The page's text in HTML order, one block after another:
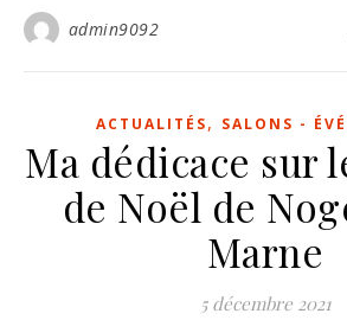
admin9092
ACTUALITÉS, SALONS -
Ma dédicace sur
de Noël de
Marne
5 décembre 2021